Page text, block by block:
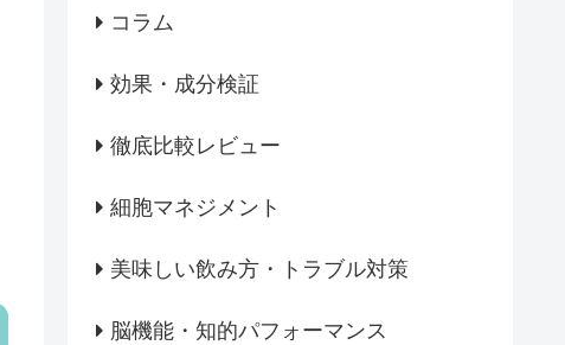
コラム
効果・成分検証
徹底比較レビュー
細胞マネジメント
美味しい飲み方・トラブル対策
脳機能・知的パフォーマンス